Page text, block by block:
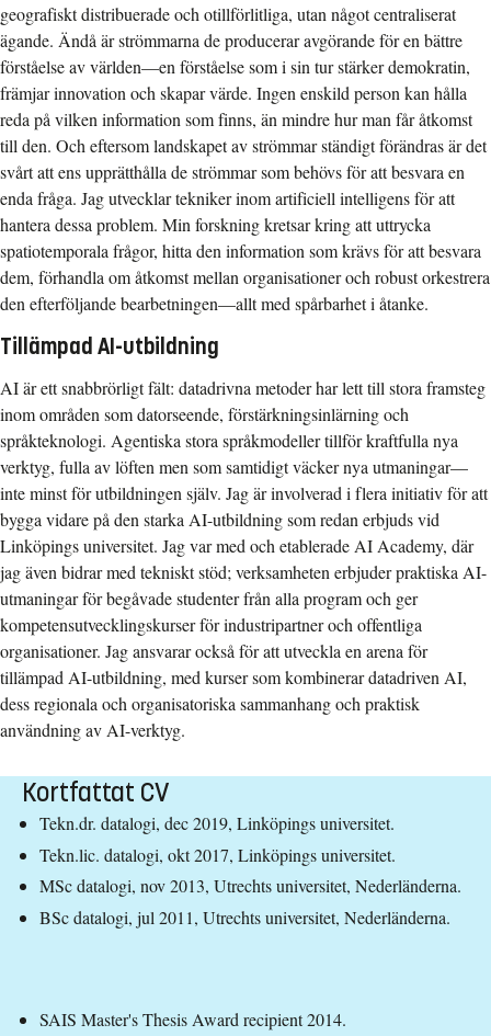
geografiskt distribuerade och otillförlitliga, utan något centraliserat
ägande. Ändå är strömmarna de producerar avgörande för en bättre
förståelse av världen—en förståelse som i sin tur stärker demokratin,
främjar innovation och skapar värde. Ingen enskild person kan hålla
reda på vilken information som finns, än mindre hur man får åtkomst
till den. Och eftersom landskapet av strömmar ständigt förändras är det
svårt att ens upprätthålla de strömmar som behövs för att besvara en
enda fråga. Jag utvecklar tekniker inom artificiell intelligens för att
hantera dessa problem. Min forskning kretsar kring att uttrycka
spatiotemporala frågor, hitta den information som krävs för att besvara
dem, förhandla om åtkomst mellan organisationer och robust orkestrera
den efterföljande bearbetningen—allt med spårbarhet i åtanke.
Tillämpad AI-utbildning
AI är ett snabbrörligt fält: datadrivna metoder har lett till stora framsteg
inom områden som datorseende, förstärkningsinlärning och
språkteknologi. Agentiska stora språkmodeller tillför kraftfulla nya
verktyg, fulla av löften men som samtidigt väcker nya utmaningar—
inte minst för utbildningen själv. Jag är involverad i flera initiativ för att
bygga vidare på den starka AI-utbildning som redan erbjuds vid
Linköpings universitet. Jag var med och etablerade AI Academy, där
jag även bidrar med tekniskt stöd; verksamheten erbjuder praktiska AI-
utmaningar för begåvade studenter från alla program och ger
kompetensutvecklingskurser för industripartner och offentliga
organisationer. Jag ansvarar också för att utveckla en arena för
tillämpad AI-utbildning, med kurser som kombinerar datadriven AI,
dess regionala och organisatoriska sammanhang och praktisk
användning av AI-verktyg.
Kortfattat CV
Tekn.dr. datalogi, dec 2019, Linköpings universitet.
Tekn.lic. datalogi, okt 2017, Linköpings universitet.
MSc datalogi, nov 2013, Utrechts universitet, Nederländerna.
BSc datalogi, jul 2011, Utrechts universitet, Nederländerna.
SAIS Master's Thesis Award recipient 2014.